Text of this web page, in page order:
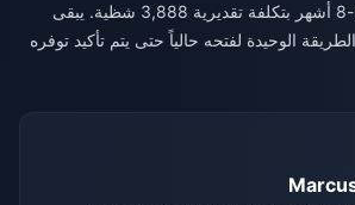
إلى متجر الشظايا بعد 6-8 أشهر بتكلفة تقديرية 3,888 شظية. يبقى
41" هو الطريقة الوحيدة لفتحه حالياً حتى يتم تأكيد توفره